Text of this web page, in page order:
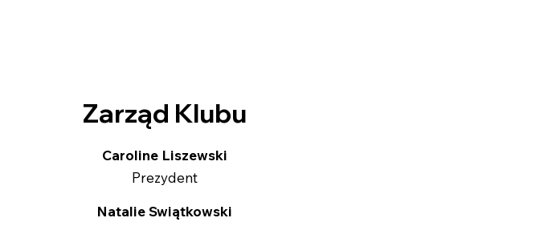
Zarząd Klubu
Caroline Liszewski
Prezydent
Natalie Swiątkowski